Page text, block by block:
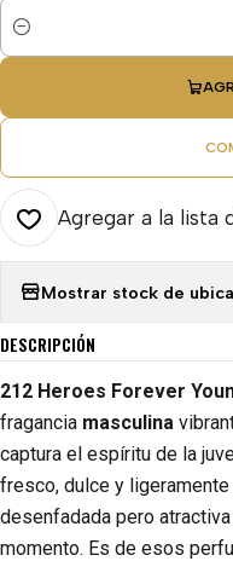
Cantidad
Agregar a la lista
Mostrar stock de
DESCRIPCIÓN
212 Heroes Forever
fragancia masculina
captura el espíritu de la
fresco, dulce y
desenfadada pero
momento. Es de esos